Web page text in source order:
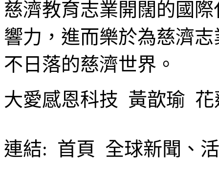
慈濟教育志業開闊的國
響力，進而樂於為慈濟
不日落的慈濟世界。
大愛感恩科技 黃歆瑜 花
連結: 首頁 全球新聞、